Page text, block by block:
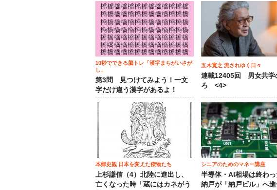
10秒でできる脳トレ「漢字まちがいさが
し」
第3問 見つけてみよう！一文
字だけ違う漢字があるよ！
五木寛之 流されゆく日々
連載12405回 男女共学
ろ <4>
本郷史観 日本を変えた傑物たち
上杉謙信（4）北陸に進出し、
亡くなった時「蔵にはカネがう
シニアのためのマネー講座
半導体・AI相場は終わっ
納戸が「納戸ビル」へ